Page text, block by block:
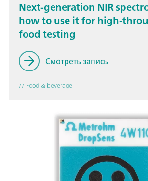
Next-generation NIR
how to use it for high-
food testing
Смотреть запись
// Food & beverage